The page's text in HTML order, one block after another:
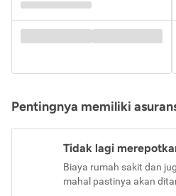
Pentingnya memiliki
Tidak lagi
Biaya rumah sakit dan
mahal pastinya akan